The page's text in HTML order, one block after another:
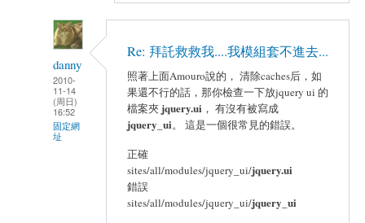
danny
2010-
11-14
(周日)
16:52
固定網
址
Re: 拜託救救我....我模組套不進去...
照著上面Amouro說的， 清除caches后，如
果還不行的話，那你檢查一下放jquery ui 的
檔案夾 jquery.ui ， 有沒有被寫成
jquery_ui。 這是一個很常見的錯誤。
正確
sites/all/modules/jquery_ui/jquery.ui
錯誤
sites/all/modules/jquery_ui/jquery_ui